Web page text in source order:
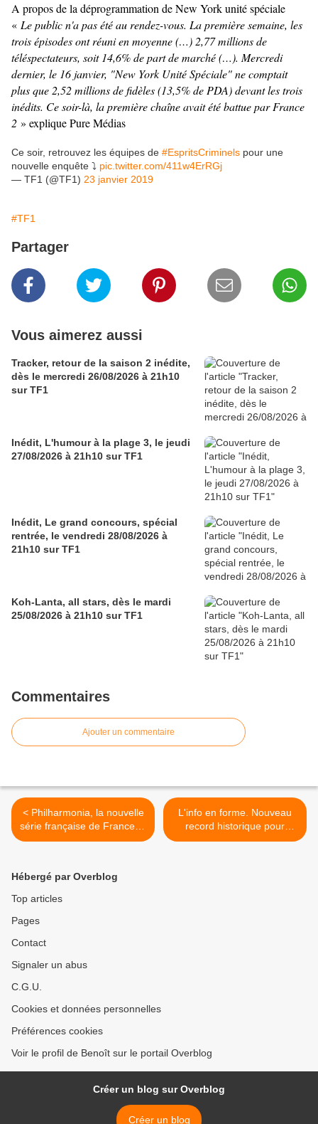
A propos de la déprogrammation de New York unité spéciale
« Le public n'a pas été au rendez-vous. La première semaine, les
trois épisodes ont réuni en moyenne (…) 2,77 millions de
téléspectateurs, soit 14,6% de part de marché (…). Mercredi
dernier, le 16 janvier, "New York Unité Spéciale" ne comptait
plus que 2,52 millions de fidèles (13,5% de PDA) devant les trois
inédits. Ce soir-là, la première chaîne avait été battue par France
2 » explique Pure Médias
Ce soir, retrouvez les équipes de #EspritsCriminels pour une
nouvelle enquête ⤵ pic.twitter.com/411w4ErRGj
— TF1 (@TF1) 23 janvier 2019
#TF1
Partager
Vous aimerez aussi
Tracker, retour de la saison 2 inédite,
dès le mercredi 26/08/2026 à 21h10
sur TF1
Inédit, L'humour à la plage 3, le jeudi
27/08/2026 à 21h10 sur TF1
Inédit, Le grand concours, spécial
rentrée, le vendredi 28/08/2026 à
21h10 sur TF1
Koh-Lanta, all stars, dès le mardi
25/08/2026 à 21h10 sur TF1
Commentaires
Ajouter un commentaire
< Philharmonia, la nouvelle
série française de France 2,
dès le mercredi 23/01/19 à
L'info en forme. Nouveau
record historique pour
Affaire conclue. C à vous au
Hébergé par Overblog
Top articles
Pages
Contact
Signaler un abus
C.G.U.
Cookies et données personnelles
Préférences cookies
Voir le profil de Benoît sur le portail Overblog
Créer un blog sur Overblog
Créer un blog